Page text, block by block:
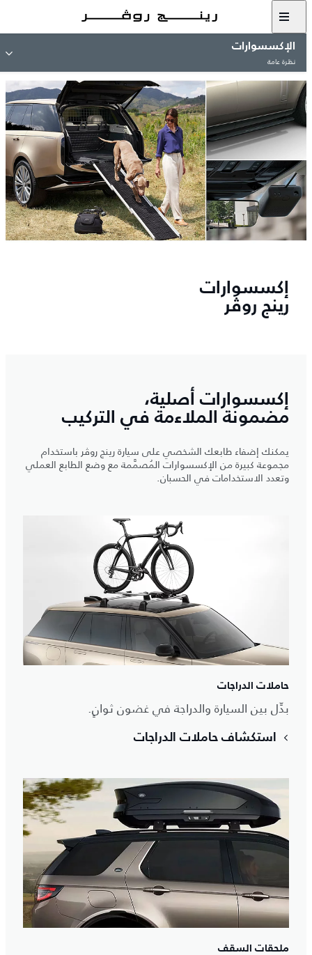
الإكسسوارات
نظرة عامة
إكسسوارات
رينج روڤر
إكسسوارات أصلية،
مضمونة الملاءمة في التركيب
يمكنك إضفاء طابعك الشخصي على سيارة رينج روڤر باستخدام
مجموعة كبيرة من الإكسسوارات المُصمَّمة مع وضع الطابع العملي
وتعدد الاستخدامات في الحسبان.
حاملات الدراجات
بدِّل بين السيارة والدراجة في غضون ثوانٍ.
استكشاف حاملات الدراجات
ملحقات السقف